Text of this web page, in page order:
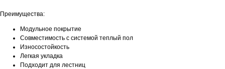
Преимущества:
Модульное покрытие
Совместимость с системой теплый пол
Износостойкость
Легкая укладка
Подходит для лестниц